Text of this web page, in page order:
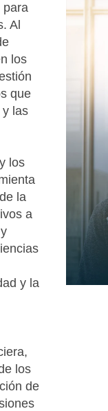
para
Al
los
que
y las
los
la
a
y la
los
de